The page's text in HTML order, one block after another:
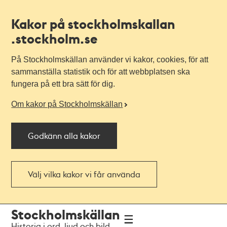
Kakor på stockholmskallan
.stockholm.se
På Stockholmskällan använder vi kakor, cookies, för att
sammanställa statistik och för att webbplatsen ska
fungera på ett bra sätt för dig.
Om kakor på Stockholmskällan
Godkänn alla kakor
Välj vilka kakor vi får använda
navigationen
huvudinnehållet
Stockholmskällan